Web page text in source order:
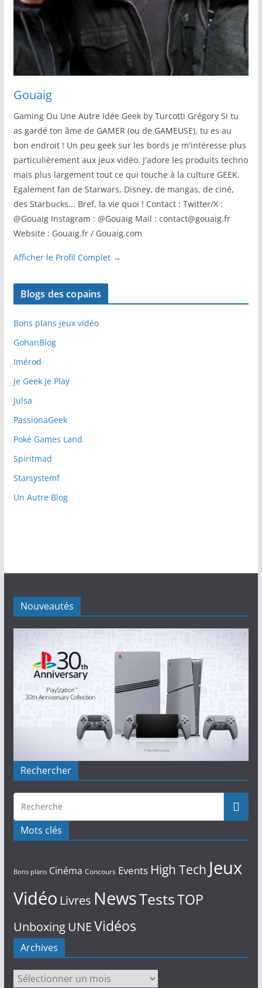
Gouaig
Gaming Ou Une Autre Idée Geek by Turcotti Grégory Si tu
as gardé ton âme de GAMER (ou de GAMEUSE), tu es au
bon endroit ! Un peu geek sur les bords je m'intéresse plus
particulièrement aux jeux vidéo. J'adore les produits techno
mais plus largement tout ce qui touche à la culture GEEK.
Egalement fan de Starwars, Disney, de mangas, de ciné,
des Starbucks... Bref, la vie quoi ! Contact : Twitter/X :
@Gouaig Instagram : @Gouaig Mail : contact@gouaig.fr
Website : Gouaig.fr / Gouaig.com
Afficher le Profil Complet →
Blogs des copains
Bons plans jeux vidéo
GohanBlog
Imérod
Je Geek Je Play
Julsa
PassionaGeek
Poké Games Land
Spiritmad
Starsystemf
Un Autre Blog
Nouveautés
Rechercher
Mots clés
Bons plans Cinéma Concours Events High Tech Jeux
Vidéo Livres NewsTestsTOP
UnboxingUNEVidéos
Archives
Archives